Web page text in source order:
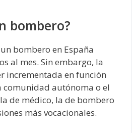
bombero?
bombero en España
al mes. Sin embargo, la
incrementada en función
comunidad autónoma o el
de médico, la de bombero
más vocacionales.